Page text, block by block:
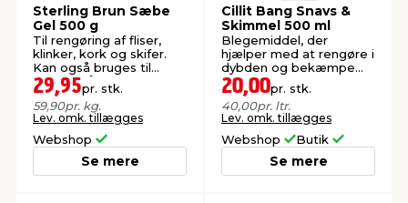
Sterling Brun Sæbe
Gel 500 g
Til rengøring af fliser,
klinker, kork og skifer.
Kan også bruges til
pletter på tøj.
29,95pr. stk.
59,90pr. kg.
Lev. omk. tillægges
Webshop
Se mere
Cillit Bang Snavs &
Skimmel 500 ml
Blegemiddel, der
hjælper med at rengøre i
dybden og bekæmpe
snavs, kalk og
skimmelsvamp.
20,00pr. stk.
40,00pr. ltr.
Lev. omk. tillægges
Webshop Butik
Se mere